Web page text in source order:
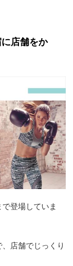
店舗をか
登場していま
店舗でじっくり